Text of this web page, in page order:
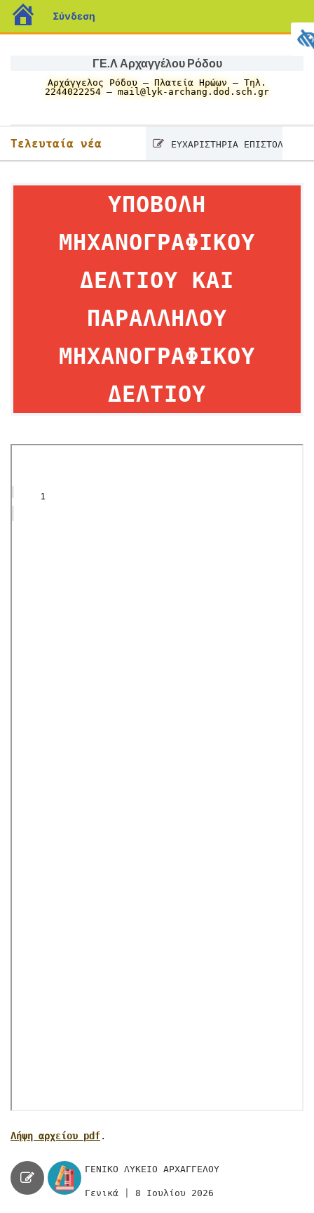
blogs.sch.gr
Σύνδεση
περιεχόμενο
ΓΕ.Λ Αρχαγγέλου Ρόδου
Αρχάγγελος Ρόδου – Πλατεία Ηρώων – Τηλ.
2244022254 – mail@lyk-archang.dod.sch.gr
ΕΥΧΑΡΙΣΤΗΡΙΑ ΕΠΙΣΤΟΛΗ
Τελευταία νέα
ΥΠΟΒΟΛΗ
ΜΗΧΑΝΟΓΡΑΦΙΚΟΥ
ΔΕΛΤΙΟΥ ΚΑΙ
ΠΑΡΑΛΛΗΛΟΥ
ΜΗΧΑΝΟΓΡΑΦΙΚΟΥ
ΔΕΛΤΙΟΥ
Λήψη αρχείου pdf.
ΓΕΝΙΚΟ ΛΥΚΕΙΟ ΑΡΧΑΓΓΕΛΟΥ
Γενικά 8 Ιουλίου 2026